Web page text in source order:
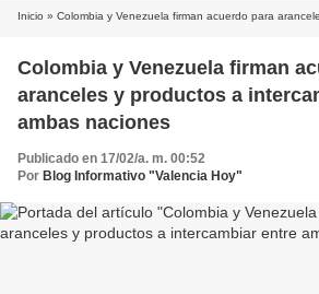
Inicio » Colombia y Venezuela firman acuerdo para aranceles y productos
Colombia y Venezuela firman
aranceles y productos a
ambas naciones
Publicado en 17/02/a. m. 00:52
Por Blog Informativo "Valencia Hoy"